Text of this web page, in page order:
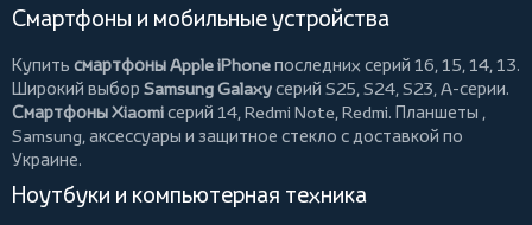
Смартфоны и мобильные устройства
Купить смартфоны Apple iPhoneпоследних серий 16, 15, 14, 13.
Широкий выбор Samsung Galaxyсерий S25, S24, S23, A-серии.
Смартфоны Xiaomiсерий 14, Redmi Note, Redmi. Планшеты ,
Samsung, аксессуары и защитное стекло с доставкой по
Украине.
Ноутбуки и компьютерная техника